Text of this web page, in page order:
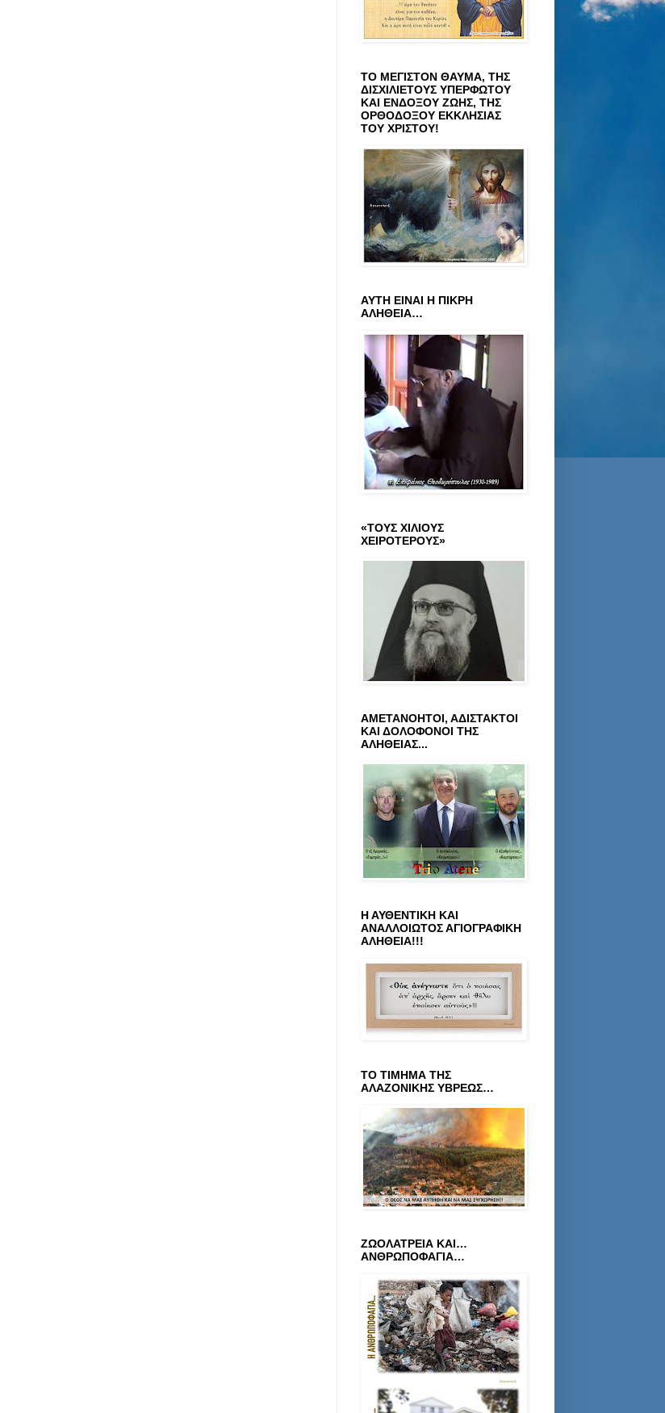
ΤΟ ΜΕΓΙΣΤΟΝ ΘΑΥΜΑ, ΤΗΣ
ΔΙΣΧΙΛΙΕΤΟΥΣ ΥΠΕΡΦΩΤΟΥ
ΚΑΙ ΕΝΔΟΞΟΥ ΖΩΗΣ, ΤΗΣ
ΟΡΘΟΔΟΞΟΥ ΕΚΚΛΗΣΙΑΣ
ΤΟΥ ΧΡΙΣΤΟΥ!
ΑΥΤΗ ΕΙΝΑΙ Η ΠΙΚΡΗ
ΑΛΗΘΕΙΑ…
«ΤΟΥΣ ΧΙΛΙΟΥΣ
ΧΕΙΡΟΤΕΡΟΥΣ»
ΑΜΕΤΑΝΟΗΤΟΙ, ΑΔΙΣΤΑΚΤΟΙ
ΚΑΙ ΔΟΛΟΦΟΝΟΙ ΤΗΣ
ΑΛΗΘΕΙΑΣ...
Η ΑΥΘΕΝΤΙΚΗ ΚΑΙ
ΑΝΑΛΛΟΙΩΤΟΣ ΑΓΙΟΓΡΑΦΙΚΗ
ΑΛΗΘΕΙΑ!!!
ΤΟ ΤΙΜΗΜΑ ΤΗΣ
ΑΛΑΖΟΝΙΚΗΣ ΥΒΡΕΩΣ…
ΖΩΟΛΑΤΡΕΙΑ ΚΑΙ…
ΑΝΘΡΩΠΟΦΑΓΙΑ…